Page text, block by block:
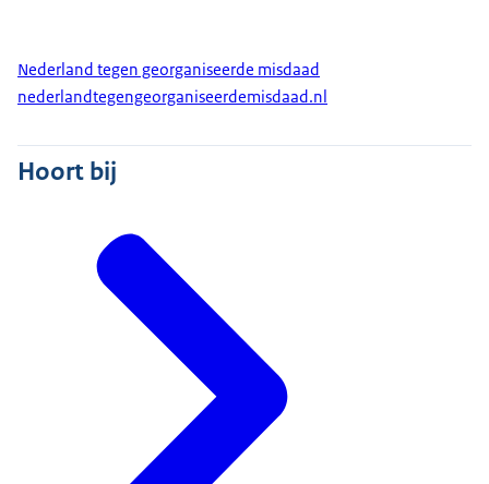
Nederland tegen georganiseerde misdaad
nederlandtegengeorganiseerdemisdaad.nl
Hoort bij